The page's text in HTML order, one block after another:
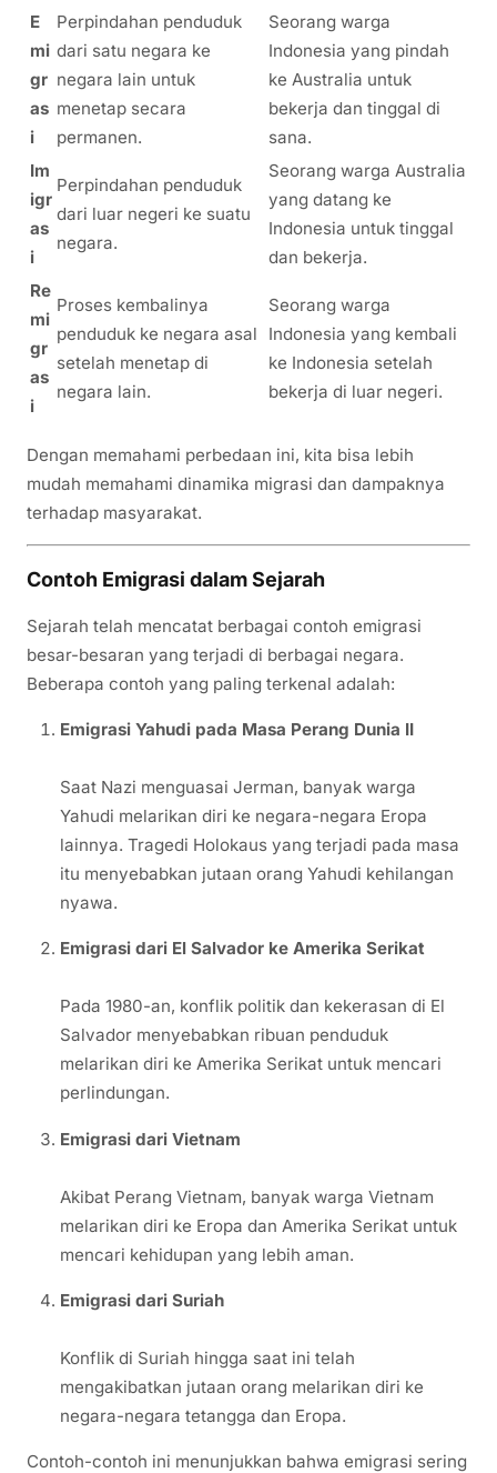
E
mi
gr
as
i
Perpindahan penduduk
dari satu negara ke
negara lain untuk
menetap secara
permanen.
Seorang warga
Indonesia yang pindah
ke Australia untuk
bekerja dan tinggal di
sana.
Im
igr
as
i
Perpindahan penduduk
dari luar negeri ke suatu
negara.
Seorang warga Australia
yang datang ke
Indonesia untuk tinggal
dan bekerja.
Re
mi
gr
as
i
Proses kembalinya
penduduk ke negara asal
setelah menetap di
negara lain.
Seorang warga
Indonesia yang kembali
ke Indonesia setelah
bekerja di luar negeri.
Dengan memahami perbedaan ini, kita bisa lebih
mudah memahami dinamika migrasi dan dampaknya
terhadap masyarakat.
Contoh Emigrasi dalam Sejarah
Sejarah telah mencatat berbagai contoh emigrasi
besar-besaran yang terjadi di berbagai negara.
Beberapa contoh yang paling terkenal adalah:
Emigrasi Yahudi pada Masa Perang Dunia II
Saat Nazi menguasai Jerman, banyak warga
Yahudi melarikan diri ke negara-negara Eropa
lainnya. Tragedi Holokaus yang terjadi pada masa
itu menyebabkan jutaan orang Yahudi kehilangan
nyawa.
Emigrasi dari El Salvador ke Amerika Serikat
Pada 1980-an, konflik politik dan kekerasan di El
Salvador menyebabkan ribuan penduduk
melarikan diri ke Amerika Serikat untuk mencari
perlindungan.
Emigrasi dari Vietnam
Akibat Perang Vietnam, banyak warga Vietnam
melarikan diri ke Eropa dan Amerika Serikat untuk
mencari kehidupan yang lebih aman.
Emigrasi dari Suriah
Konflik di Suriah hingga saat ini telah
mengakibatkan jutaan orang melarikan diri ke
negara-negara tetangga dan Eropa.
Contoh-contoh ini menunjukkan bahwa emigrasi sering